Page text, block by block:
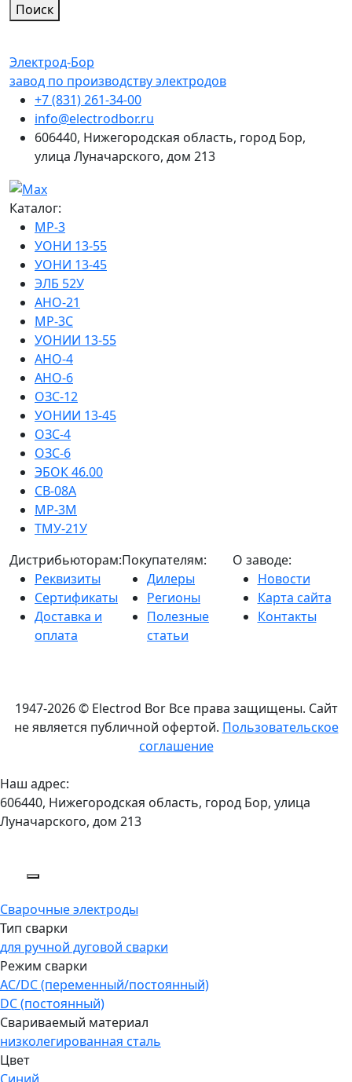
Поиск
Электрод-Бор
завод по производству электродов
+7 (831) 261-34-00
info@electrodbor.ru
606440, Нижегородская область, город Бор,
улица Луначарского, дом 213
Каталог:
МР-3
УОНИ 13-55
УОНИ 13-45
ЭЛБ 52У
АНО-21
МР-3С
УОНИИ 13-55
АНО-4
АНО-6
ОЗС-12
УОНИИ 13-45
ОЗС-4
ОЗС-6
ЭБОК 46.00
СВ-08А
МР-3М
ТМУ-21У
Дистрибьюторам:
Реквизиты
Сертификаты
Доставка и
оплата
Покупателям:
Дилеры
Регионы
Полезные
статьи
О заводе:
Новости
Карта сайта
Контакты
1947-2026 © Electrod Bor Все права защищены. Сайт
не является публичной офертой. Пользовательское
соглашение
Наш адрес:
606440, Нижегородская область, город Бор, улица
Луначарского, дом 213
Сварочные электроды
Тип сварки
для ручной дуговой сварки
Режим сварки
AC/DC (переменный/постоянный)
DC (постоянный)
Свариваемый материал
низколегированная сталь
Цвет